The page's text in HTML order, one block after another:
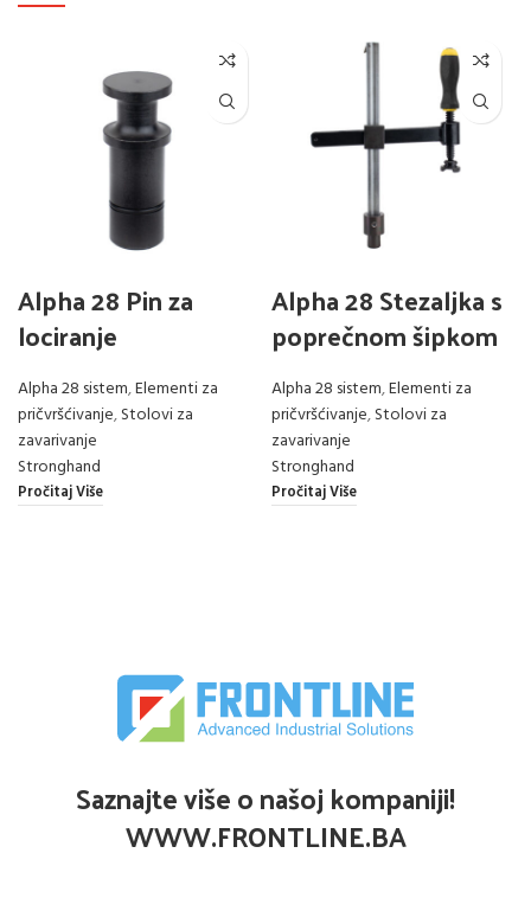
Alpha 28 Pin za
lociranje
Alpha 28 sistem,Elementi za
pričvršćivanje,Stolovi za
zavarivanje
Stronghand
Pročitaj Više
Alpha 28 Stezaljka s
poprečnom šipkom
Alpha 28 sistem,Elementi za
pričvršćivanje,Stolovi za
zavarivanje
Stronghand
Pročitaj Više
Saznajte više o našoj kompaniji!
WWW.FRONTLINE.BA